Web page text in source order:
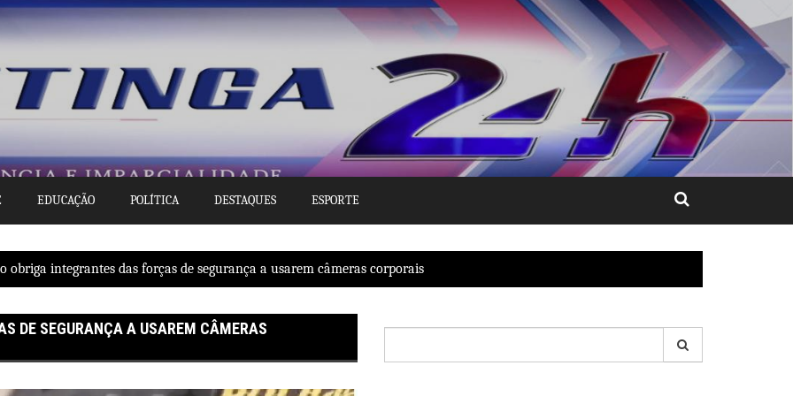
EDUCAÇÃO POLÍTICA DESTAQUES ESPORTE
obriga integrantes das forças de segurança a usarem câmeras corporais
DE SEGURANÇA A USAREM CÂMERAS
por: